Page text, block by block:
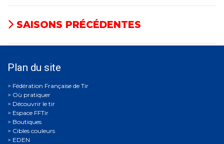
SAISONS PRÉCÉDENTES
Plan du site
Où pratiquer
Découvrir le tir
Espace FFTir
Boutiques
Cibles couleurs
EDEN